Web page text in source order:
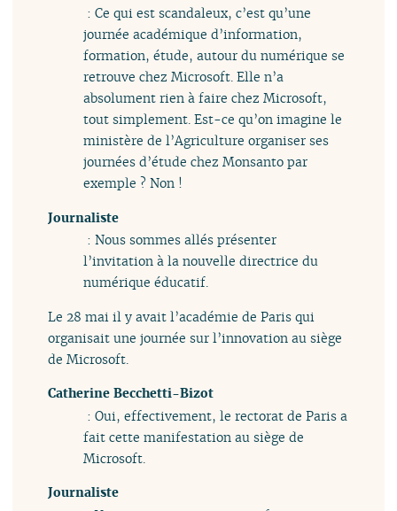
: Ce qui est scandaleux, c’est qu’une
journée académique d’information,
formation, étude, autour du numérique se
retrouve chez Microsoft. Elle n’a
absolument rien à faire chez Microsoft,
tout simplement. Est-ce qu’on imagine le
ministère de l’Agriculture organiser ses
journées d’étude chez Monsanto par
exemple ? Non !
Journaliste
: Nous sommes allés présenter
l’invitation à la nouvelle directrice du
numérique éducatif.
Le 28 mai il y avait l’académie de Paris qui
organisait une journée sur l’innovation au siège
de Microsoft.
Catherine Becchetti-Bizot
: Oui, effectivement, le rectorat de Paris a
fait cette manifestation au siège de
Microsoft.
Journaliste